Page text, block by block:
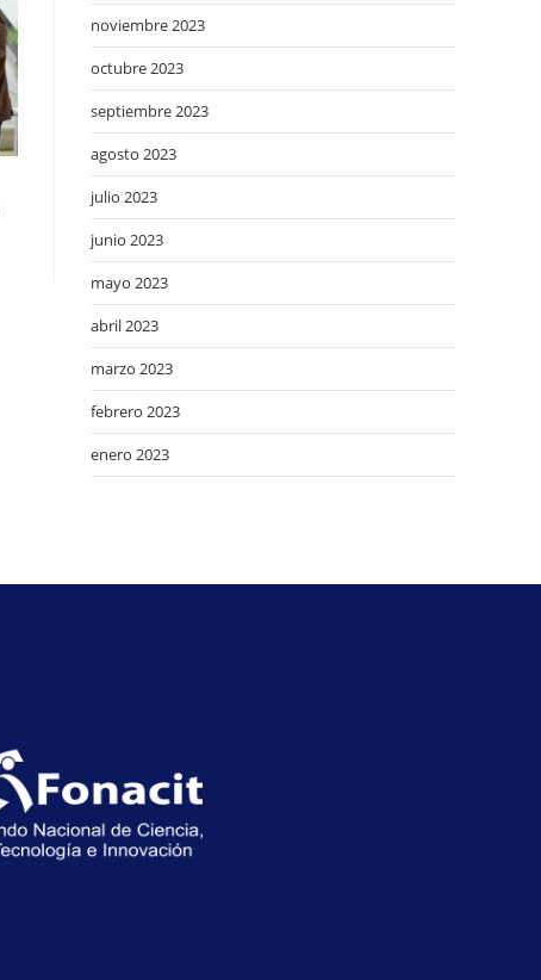
noviembre 2023
octubre 2023
septiembre 2023
agosto 2023
julio 2023
junio 2023
mayo 2023
abril 2023
marzo 2023
febrero 2023
enero 2023